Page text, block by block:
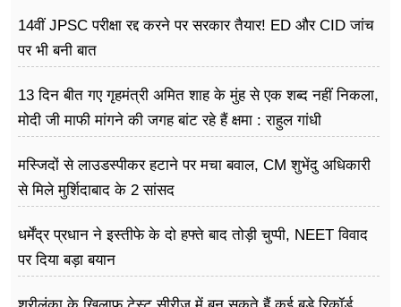
14वीं JPSC परीक्षा रद्द करने पर सरकार तैयार! ED और CID जांच
पर भी बनी बात
13 दिन बीत गए गृहमंत्री अमित शाह के मुंह से एक शब्द नहीं निकला,
मोदी जी माफी मांगने की जगह बांट रहे हैं क्षमा : राहुल गांधी
मस्जिदों से लाउडस्पीकर हटाने पर मचा बवाल, CM शुभेंदु अधिकारी
से मिले मुर्शिदाबाद के 2 सांसद
धर्मेंद्र प्रधान ने इस्तीफे के दो हफ्ते बाद तोड़ी चुप्पी, NEET विवाद
पर दिया बड़ा बयान